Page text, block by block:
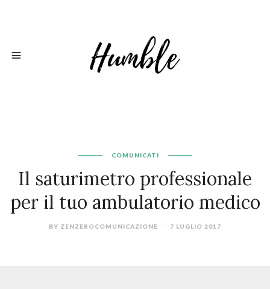
COMUNICATI
Il saturimetro professionale
per il tuo ambulatorio medico
BY ZENZEROCOMUNICAZIONE 7 LUGLIO 2017